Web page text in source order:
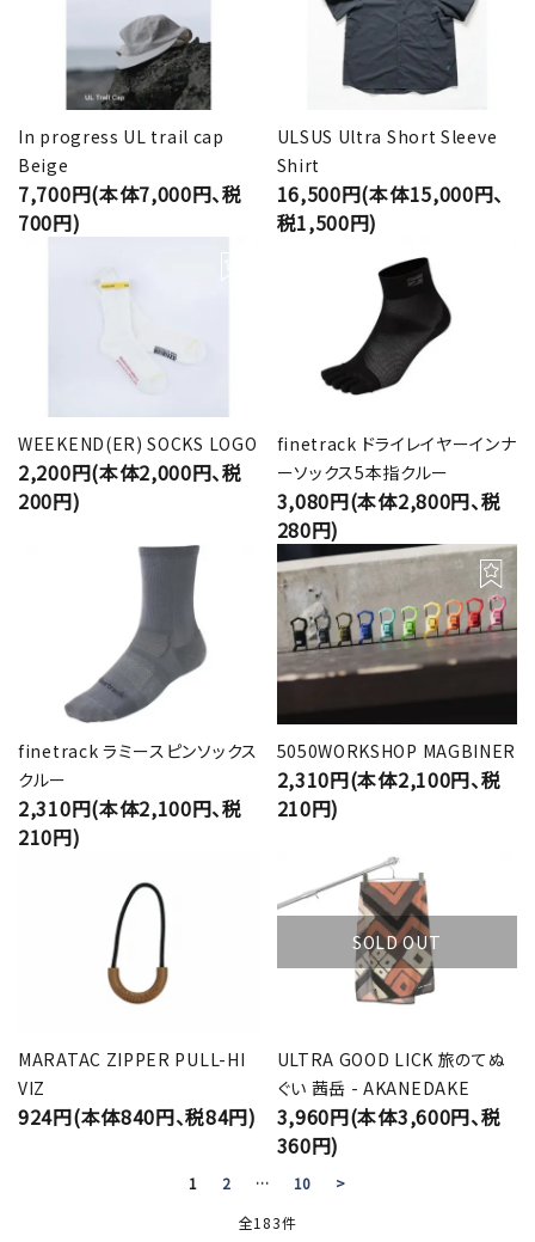
In progress UL trail cap
Beige
7,700円(本体7,000円、税
700円)
ULSUS Ultra Short Sleeve
Shirt
16,500円(本体15,000円、
税1,500円)
WEEKEND(ER) SOCKS LOGO
2,200円(本体2,000円、税
200円)
finetrack ドライレイヤーインナ
ーソックス5本指クルー
3,080円(本体2,800円、税
280円)
finetrack ラミースピンソックス
クルー
2,310円(本体2,100円、税
210円)
5050WORKSHOP MAGBINER
2,310円(本体2,100円、税
210円)
MARATAC ZIPPER PULL-HI
VIZ
924円(本体840円、税84円)
SOLD OUT
ULTRA GOOD LICK 旅のてぬ
ぐい 茜岳 - AKANEDAKE
3,960円(本体3,600円、税
360円)
1 2 … 10
>
全183件